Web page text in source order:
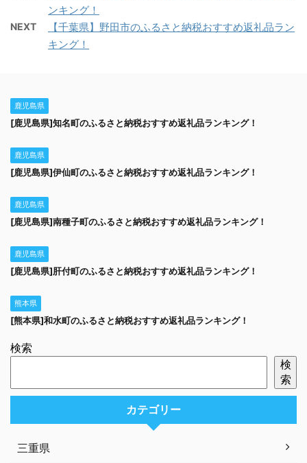
ンキング！
NEXT
【千葉県】野田市のふるさと納税おすすめ返礼品ラン
キング！
鹿児島県
[鹿児島県]知名町のふるさと納税おすすめ返礼品ランキング！
鹿児島県
[鹿児島県]伊仙町のふるさと納税おすすめ返礼品ランキング！
鹿児島県
[鹿児島県]南種子町のふるさと納税おすすめ返礼品ランキング！
鹿児島県
[鹿児島県]肝付町のふるさと納税おすすめ返礼品ランキング！
熊本県
[熊本県]和水町のふるさと納税おすすめ返礼品ランキング！
検索
検
索
カテゴリー
三重県